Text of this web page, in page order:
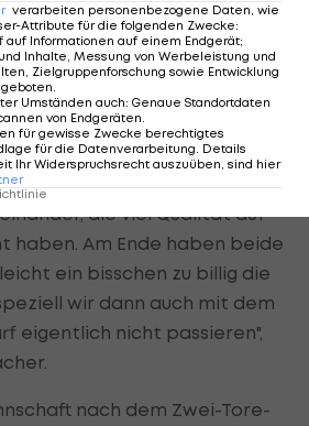
desLASKsoll die
der Linzer allerdings nicht
erst am Sonntag am eigenen
hin und her. Es trafen zwei
die viel Qualität auf
haben. Am Ende haben beide
ein bisschen zu billig die
wir dann auch mit dem
eigentlich nicht passieren",
nach dem Zwei-Tore-
verarbeiten personenbezogene Daten, wie
Attribute für die folgenden Zwecke:
auf Informationen auf einem Endgerät;
Inhalte, Messung von Werbeleistung und
Zielgruppenforschung sowie Entwicklung
Umständen auch: Genaue Standortdaten
von Endgeräten
für gewisse Zwecke berechtigtes
für die Datenverarbeitung. Details
Ihr Widerspruchsrecht auszuüben, sind hier